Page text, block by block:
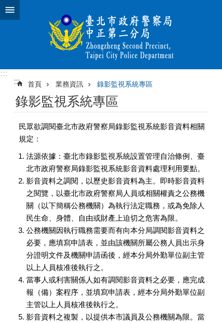
跳到主要內容區塊
:::
:::
首頁 業務資訊 錄影監視系統專區
錄影監視系統專區
民眾欲調閱臺北市政府警察局錄影監視系統影音資料相關
規定：
法源依據：臺北市錄影監視系統設置管理自治條例、臺
北市政府警察局錄影監視系統影音資料處理利用要點。
影音資料之調閱，以歷史影音資料為主。即時影音資料
之閱覽，以臺北市政府警察局人員或相關權責之公務機
關（以下簡稱公務機關）為執行法定職務，或為免除人
民生命、身體、自由或財產上迫切之危害為限。
公務機關因執行職務需要而有向本分局調閱影音資料之
必要，應填寫申請表，並由該機關所屬公務人員出示身
分證明文件及機關申請函後，經本分局外勤單位副主管
以上人員核准後執行之。
當事人或利害關係人如有調閱影音資料之必要，應完成
報（備）案程序，並填寫申請表，經本分局外勤單位副
主管以上人員核准後執行之。
影音資料之複製，以提供本市議員及公務機關為限。當